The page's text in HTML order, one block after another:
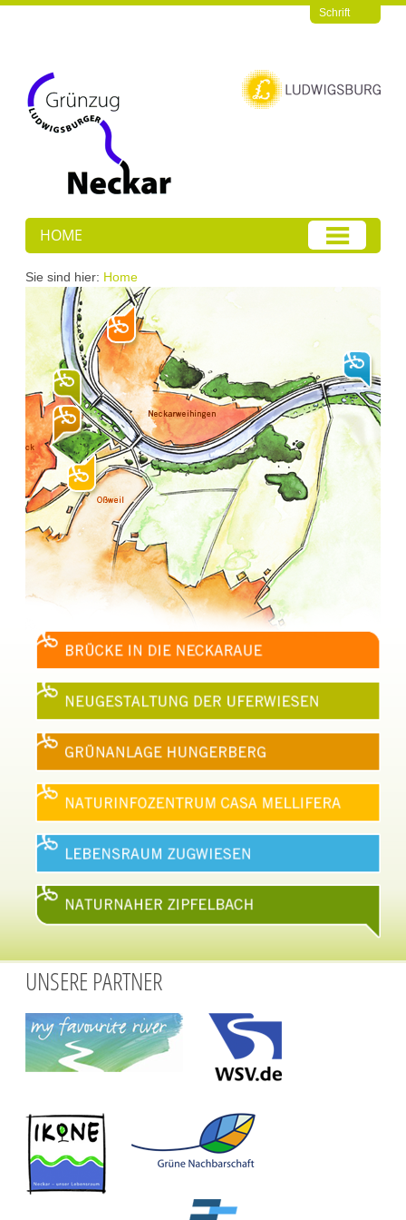
Schrift
HOME
Sie sind hier: Home
UNSERE PARTNER